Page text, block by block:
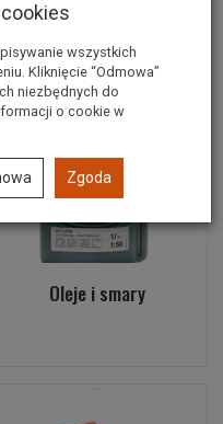
Oleje i smary
wszystkich
Kliknięcie “Odmowa”
niezbędnych do
o cookie w
Zgoda